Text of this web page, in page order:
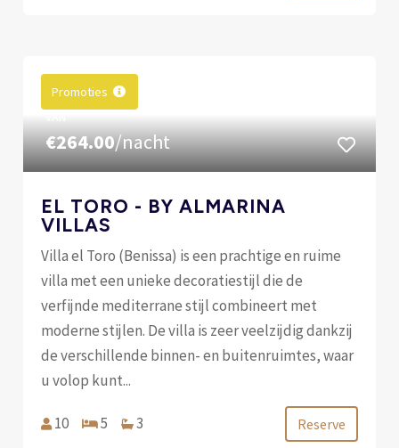
Promoties
€264.00/nacht
EL TORO - BY ALMARINA
VILLAS
Villa el Toro (Benissa) is een prachtige en ruime
villa met een unieke decoratiestijl die de
verfijnde mediterrane stijl combineert met
moderne stijlen. De villa is zeer veelzijdig dankzij
de verschillende binnen- en buitenruimtes, waar
u volop kunt...
10 5 3 Reserve